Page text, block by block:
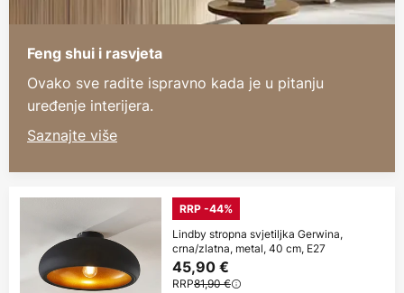
Feng shui i rasvjeta
Ovako sve radite ispravno kada je u pitanju
uređenje interijera.
Saznajte više
RRP -44%
Lindby stropna svjetiljka Gerwina,
crna/zlatna, metal, 40 cm, E27
45,90 €
RRP81,90 €